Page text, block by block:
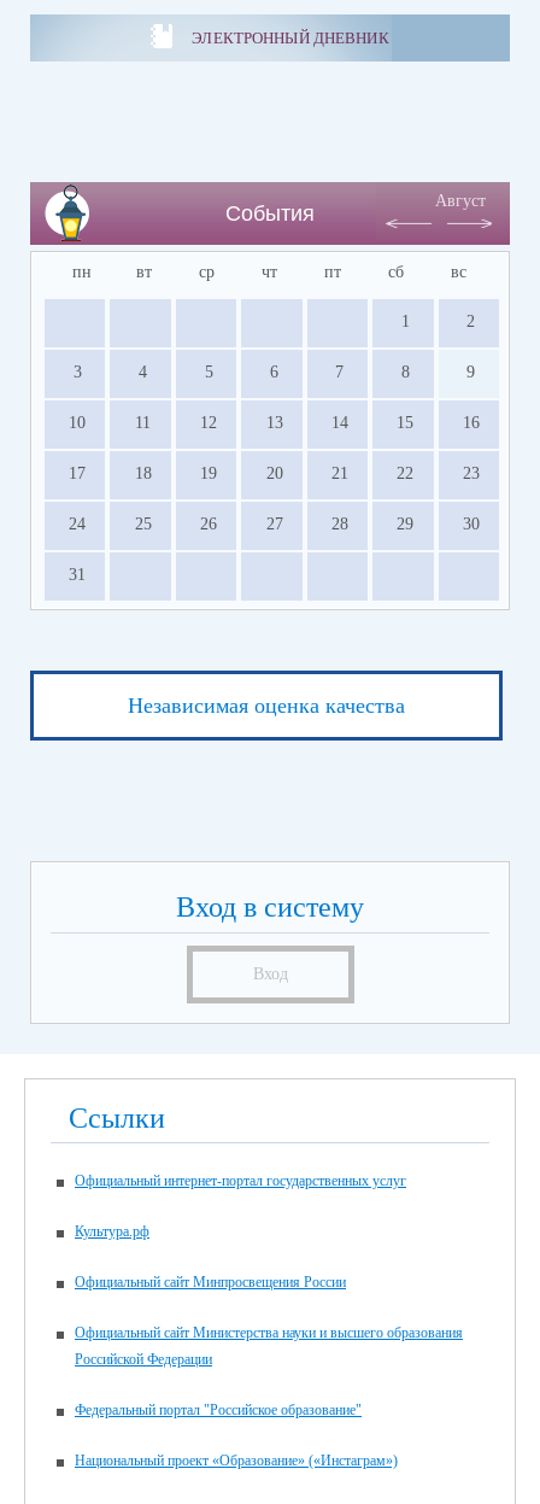
ЭЛЕКТРОННЫЙ ДНЕВНИК
События
Август
пн вт ср чт пт сб вс
1 2
3 4 5 6 7 8 9
10 11 12 13 14 15 16
17 18 19 20 21 22 23
24 25 26 27 28 29 30
31
Независимая оценка качества
Вход в систему
Вход
Ссылки
Официальный интернет-портал государственных услуг
Культура.рф
Официальный сайт Минпросвещения России
Официальный сайт Министерства науки и высшего образования
Российской Федерации
Федеральный портал "Российское образование"
Национальный проект «Образование» («Инстаграм»)